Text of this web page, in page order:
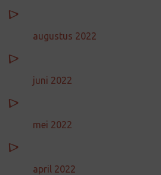
augustus 2022
juni 2022
mei 2022
april 2022